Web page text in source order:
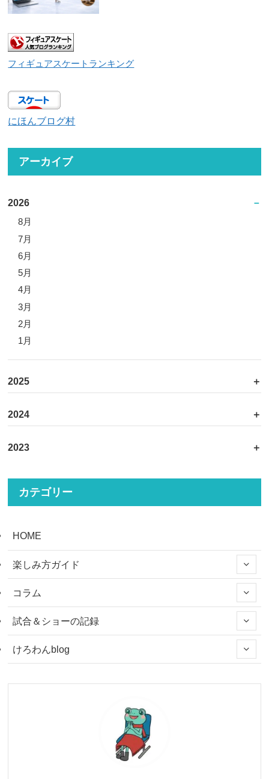
フィギュアスケートランキング
にほんブログ村
アーカイブ
2026
8月
7月
6月
5月
4月
3月
2月
1月
2025
2024
2023
カテゴリー
HOME
楽しみ方ガイド
コラム
試合＆ショーの記録
けろわんblog